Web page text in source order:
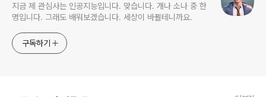
지금 제 관심사는 인공지능입니다. 맞습니다. 개나 소나 중 한
명입니다. 그래도 배워보겠습니다. 세상이 바뀔테니까요.
구독하기